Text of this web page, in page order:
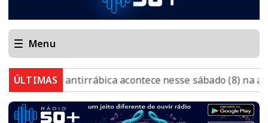
Menu
ÚLTIMAS
antirrábica acontece nesse sábado (8) na área